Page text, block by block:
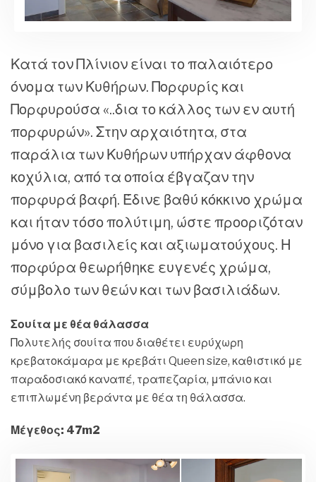
Κατά τον Πλίνιον είναι το παλαιότερο
όνομα των Κυθήρων. Πορφυρίς και
Πορφυρούσα «..δια το κάλλος των εν αυτή
πορφυρών». Στην αρχαιότητα, στα
παράλια των Κυθήρων υπήρχαν άφθονα
κοχύλια, από τα οποία έβγαζαν την
πορφυρά βαφή. Έδινε βαθύ κόκκινο χρώμα
και ήταν τόσο πολύτιμη, ώστε προοριζόταν
μόνο για βασιλείς και αξιωματούχους. Η
πορφύρα θεωρήθηκε ευγενές χρώμα,
σύμβολο των θεών και των βασιλιάδων.
Σουίτα με θέα θάλασσα
Πολυτελής σουίτα που διαθέτει ευρύχωρη
κρεβατοκάμαρα με κρεβάτι Queen size, καθιστικό με
παραδοσιακό καναπέ, τραπεζαρία, μπάνιο και
επιπλωμένη βεράντα με θέα τη θάλασσα.
Μέγεθος: 47m2